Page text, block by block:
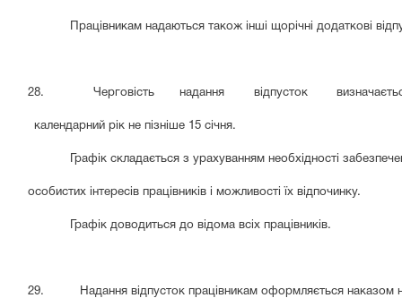
Працівникам надаються також інші щорічні додаткові
28. Черговість надання відпусток
календарний рік не пізніше 15 січня.
Графік складається з урахуванням необхідності
особистих інтересів працівників і можливості їх відпочинку.
Графік доводиться до відома всіх працівників.
29. Надання відпусток працівникам оформляється наказом